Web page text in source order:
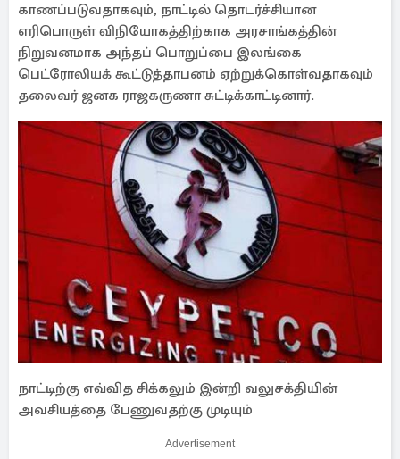
காணப்படுவதாகவும், நாட்டில் தொடர்ச்சியான
எரிபொருள் விநியோகத்திற்காக அரசாங்கத்தின்
நிறுவனமாக அந்தப் பொறுப்பை இலங்கை
பெட்ரோலியக் கூட்டுத்தாபனம் ஏற்றுக்கொள்வதாகவும்
தலைவர் ஜனக ராஜகருணா சுட்டிக்காட்டினார்.
நாட்டிற்கு எவ்வித சிக்கலும் இன்றி வலுசக்தியின்
அவசியத்தை பேணுவதற்கு முடியும்
Advertisement